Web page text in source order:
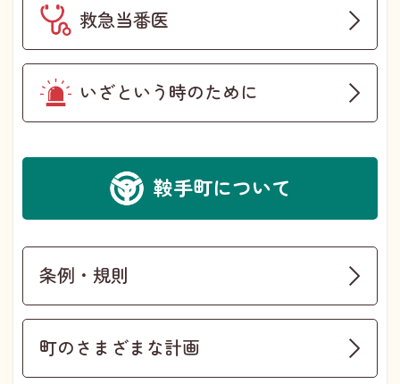
救急当番医
いざという時のために
鞍手町について
条例・規則
町のさまざまな計画